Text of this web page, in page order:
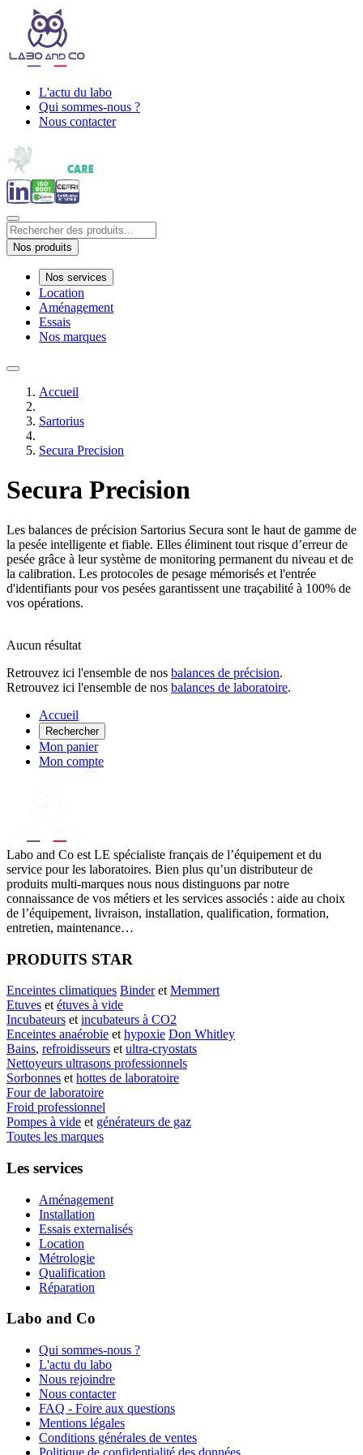
L'actu du labo
Qui sommes-nous ?
Nous contacter
Nos produits
Nos services
Location
Aménagement
Essais
Nos marques
Accueil
Sartorius
Secura Precision
Secura Precision
Les balances de précision Sartorius Secura sont le haut de gamme de
la pesée intelligente et fiable. Elles éliminent tout risque d’erreur de
pesée grâce à leur système de monitoring permanent du niveau et de
la calibration. Les protocoles de pesage mémorisés et l'entrée
d'identifiants pour vos pesées garantissent une traçabilité à 100% de
vos opérations.
Aucun résultat
Retrouvez ici l'ensemble de nos balances de précision.
Retrouvez ici l'ensemble de nos balances de laboratoire.
Accueil
Rechercher
Mon panier
Mon compte
Labo and Co est LE spécialiste français de l’équipement et du
service pour les laboratoires. Bien plus qu’un distributeur de
produits multi-marques nous nous distinguons par notre
connaissance de vos métiers et les services associés : aide au choix
de l’équipement, livraison, installation, qualification, formation,
entretien, maintenance…
PRODUITS STAR
Enceintes climatiques Binderet Memmert
Etuves et étuves à vide
Incubateurs et incubateurs à CO2
Enceintes anaérobie et hypoxie Don Whitley
Bains, refroidisseurs et ultra-cryostats
Nettoyeurs ultrasons professionnels
Sorbonnes et hottes de laboratoire
Four de laboratoire
Froid professionnel
Pompes à vide et générateurs de gaz
Toutes les marques
Les services
Aménagement
Installation
Essais externalisés
Location
Métrologie
Qualification
Réparation
Labo and Co
Qui sommes-nous ?
L'actu du labo
Nous rejoindre
Nous contacter
FAQ - Foire aux questions
Mentions légales
Conditions générales de ventes